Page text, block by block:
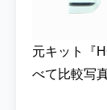
元キット『
べて比較写